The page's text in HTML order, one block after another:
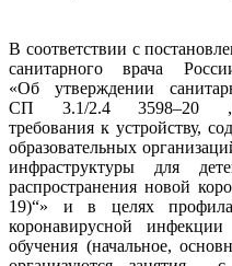
В соответствии с
санитарного врача
«Об утверждении
СП 3.1/2.4 3598–20
требования к устройству,
образовательных
инфраструктуры для
распространения новой
19)“» и в целях
коронавирусной
обучения (начальное,